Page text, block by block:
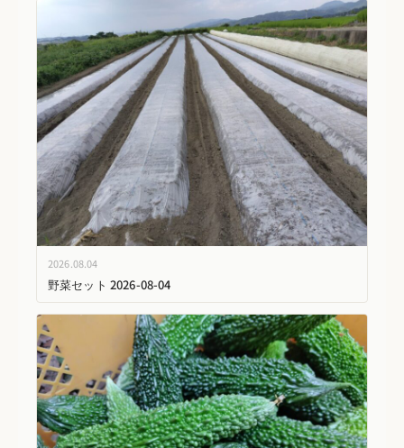
2026.08.04
野菜セット 2026-08-04